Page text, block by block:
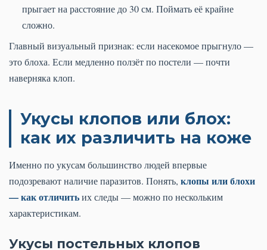
прыгает на расстояние до 30 см. Поймать её крайне
сложно.
Главный визуальный признак: если насекомое прыгнуло —
это блоха. Если медленно ползёт по постели — почти
наверняка клоп.
Укусы клопов или блох:
как их различить на коже
Именно по укусам большинство людей впервые
подозревают наличие паразитов. Понять, клопы или блохи
— как отличитьих следы — можно по нескольким
характеристикам.
Укусы постельных клопов